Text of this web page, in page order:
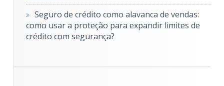
Seguro de crédito como alavanca de vendas:
como usar a proteção para expandir limites de
crédito com segurança?